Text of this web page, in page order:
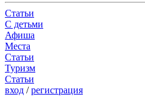
Статьи
С детьми
Афиша
Места
Статьи
Туризм
Статьи
вход /регистрация